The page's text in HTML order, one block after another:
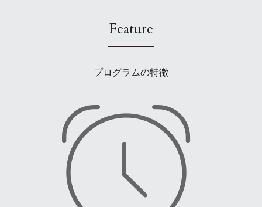
Feature
プログラムの特徴